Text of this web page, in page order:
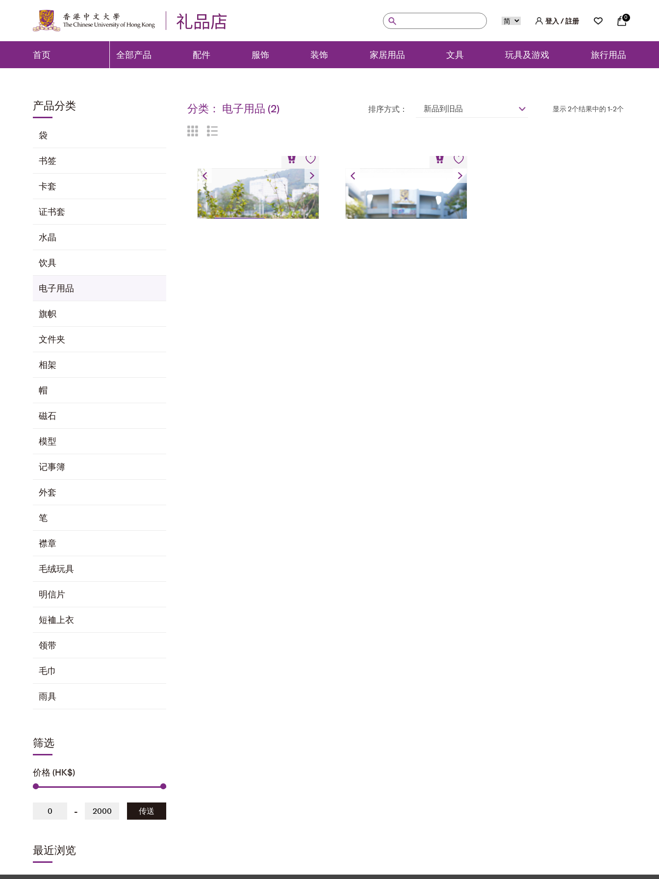
礼品店 登入 / 註册 0
首页 全部产品 配件 服饰 装饰 家居用品 文具 玩具及游戏 旅行用品
产品分类
袋
书签
卡套
证书套
水晶
饮具
电子用品
旗帜
文件夹
相架
帽
磁石
模型
记事簿
外套
笔
襟章
毛绒玩具
明信片
短裇上衣
领带
毛巾
雨具
筛选
价格 (HK$)
- 传送
最近浏览
分类： 电子用品 (2) 排序方式： 新品到旧品 显示 2个结果中的 1-2个
大学风景LED发光展示座
198 480